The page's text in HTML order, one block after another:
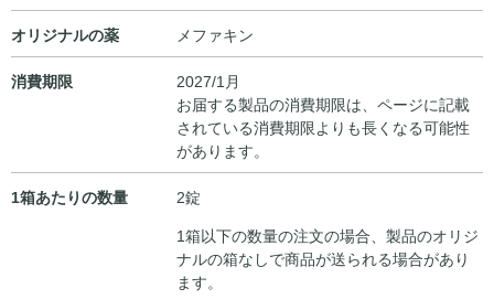
オリジナルの薬 メファキン
消費期限
2027/1月
お届する製品の消費期限は、ページに記載
されている消費期限よりも長くなる可能性
があります。
1箱あたりの数量
2錠
1箱以下の数量の注文の場合、製品のオリジ
ナルの箱なしで商品が送られる場合があり
ます。